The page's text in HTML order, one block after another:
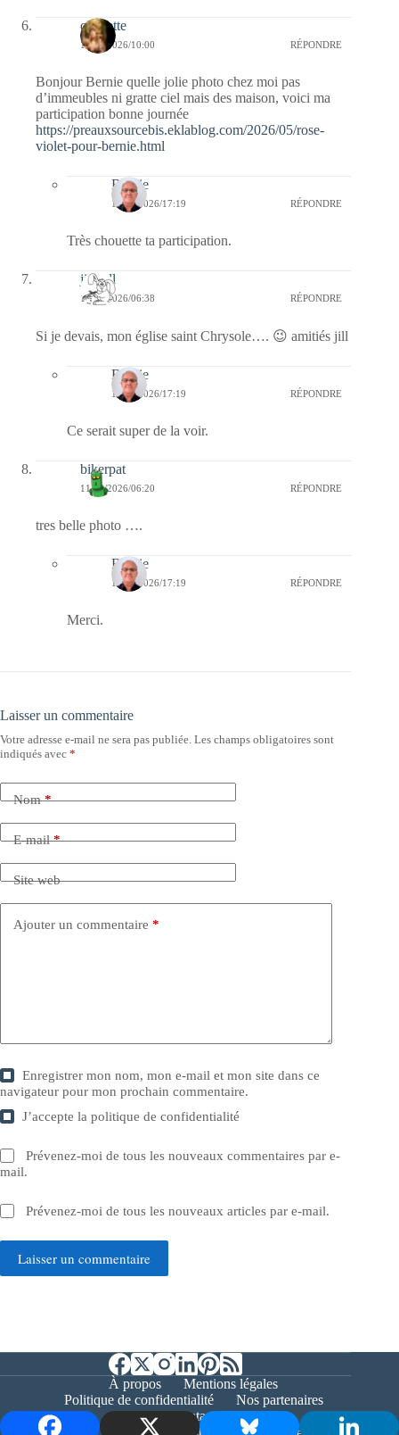
cigalette
11/05/2026/10:00 RÉPONDRE
Bonjour Bernie quelle jolie photo chez moi pas
d’immeubles ni gratte ciel mais des maison, voici ma
participation bonne journée
https://preauxsourcebis.eklablog.com/2026/05/rose-
violet-pour-bernie.html
Bernie
11/05/2026/17:19 RÉPONDRE
Très chouette ta participation.
jill bill
11/05/2026/06:38 RÉPONDRE
Si je devais, mon église saint Chrysole…. 😉 amitiés jill
Bernie
11/05/2026/17:19 RÉPONDRE
Ce serait super de la voir.
bikerpat
11/05/2026/06:20 RÉPONDRE
tres belle photo ….
Bernie
11/05/2026/17:19 RÉPONDRE
Merci.
Laisser un commentaire
Votre adresse e-mail ne sera pas publiée. Les champs obligatoires sont
indiqués avec *
Nom*
E-mail*
Site web
Ajouter un commentaire *
Enregistrer mon nom, mon e-mail et mon site dans ce
navigateur pour mon prochain commentaire.
J’accepte lapolitique de confidentialité
Prévenez-moi de tous les nouveaux commentaires par e-
mail.
Prévenez-moi de tous les nouveaux articles par e-mail.
Laisser un commentaire
À propos
Mentions légales
Politique de confidentialité
Nos partenaires
Contact